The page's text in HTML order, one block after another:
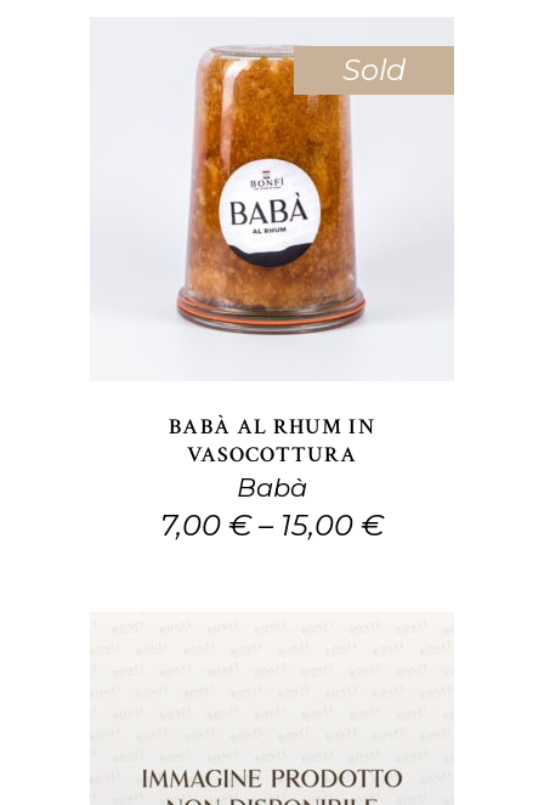
del
prodotto
Sold
SCEGLI
Questo
prodotto
ha
più
varianti.
opzioni
possono
scelte
BABÀ AL RHUM IN
VASOCOTTURA
Babà
7,00 €– 15,00 €
SCEGLI Questo